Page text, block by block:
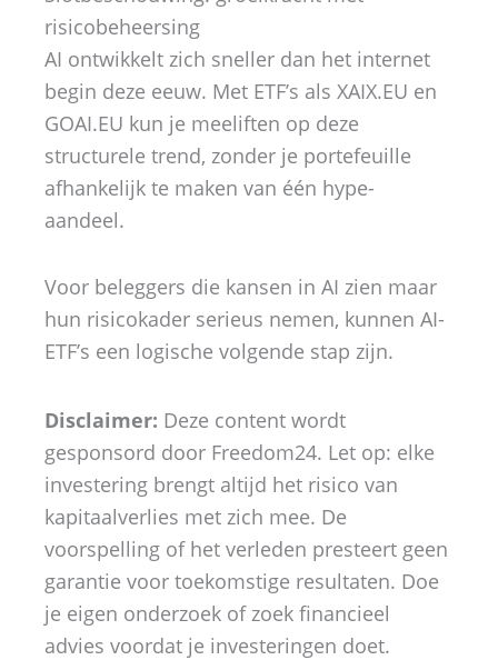
risicobeheersing
AI ontwikkelt zich sneller dan het internet
begin deze eeuw. Met ETF’s als XAIX.EU en
GOAI.EU kun je meeliften op deze
structurele trend, zonder je portefeuille
afhankelijk te maken van één hype-
aandeel.
Voor beleggers die kansen in AI zien maar
hun risicokader serieus nemen, kunnen AI-
ETF’s een logische volgende stap zijn.
Disclaimer: Deze content wordt
gesponsord door Freedom24. Let op: elke
investering brengt altijd het risico van
kapitaalverlies met zich mee. De
voorspelling of het verleden presteert geen
garantie voor toekomstige resultaten. Doe
je eigen onderzoek of zoek financieel
advies voordat je investeringen doet.